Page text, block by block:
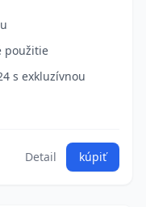
použitie
s exkluzívnou
Detail kúpiť